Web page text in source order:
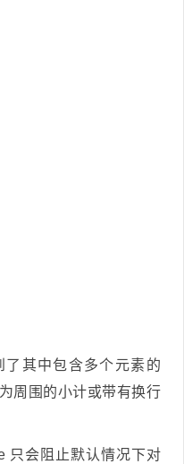
其中包含多个元素的
周围的小计或带有换行
只会阻止默认情况下对